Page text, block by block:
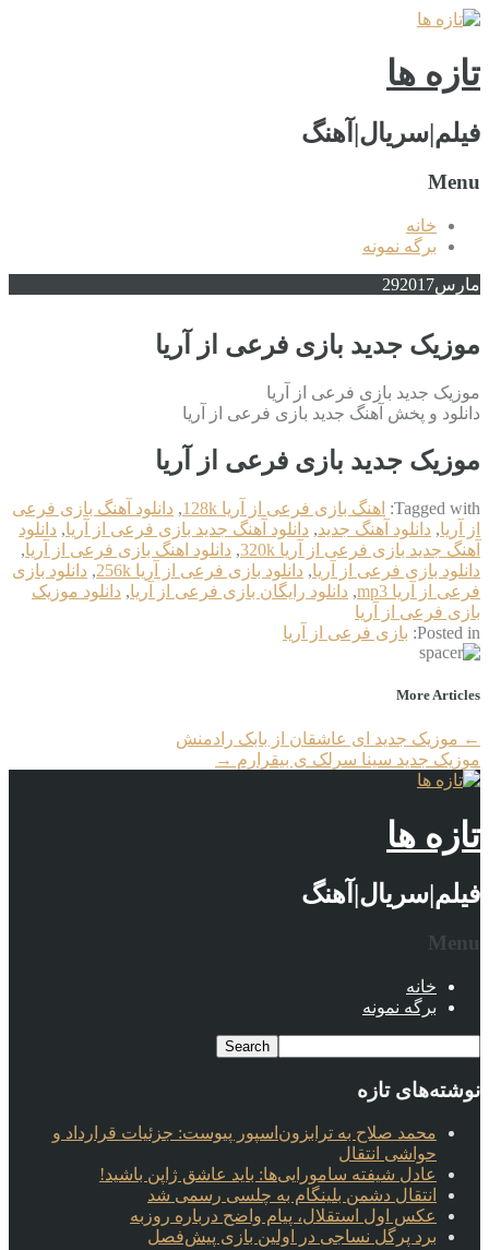
تازه ها
فیلم|سریال|آهنگ
Menu
خانه
برگه نمونه
مارس 292017
موزیک جدید بازی فرعی از آریا
موزیک جدید بازی فرعی از آریا
دانلود و پخش آهنگ جدید بازی فرعی از آریا
موزیک جدید بازی فرعی از آریا
Tagged with: اهنگ بازی فرعی از آریا 128k , دانلود آهنگ بازی فرعی
از آریا, دانلود آهنگ جدید, دانلود آهنگ جدید بازی فرعی از آریا, دانلود
آهنگ جدید بازی فرعی از آریا 320k
, دانلود اهنگ بازی فرعی از آریا,
دانلود بازی فرعی از آریا, دانلود بازی فرعی از آریا 256k , دانلود بازی
فرعی از آریا mp3
, دانلود رایگان بازی فرعی از آریا, دانلود موزیک
بازی فرعی از آریا
Posted in: بازی فرعی از آریا
More Articles
← موزیک جدید ای عاشقان از بابک رادمنش
موزیک جدید سینا سرلک ی بیقرارم →
تازه ها
فیلم|سریال|آهنگ
Menu
خانه
برگه نمونه
نوشته‌های تازه
محمد صلاح به ترابزون‌اسپور پیوست: جزئیات قرارداد و
حواشی انتقال
عادل شیفته سامورایی‌ها: باید عاشق ژاپن باشید!
انتقال دشمن بلینگام به چلسی رسمی شد
عکس اول استقلال، پیام واضح درباره روزبه
برد پرگل نساجی در اولین بازی پیش‌فصل